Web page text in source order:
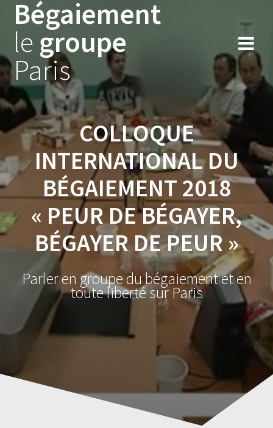
Skip
to
Bégaiement
le groupe
Paris
COLLOQUE
INTERNATIONAL DU
BÉGAIEMENT 2018
« PEUR DE BÉGAYER,
BÉGAYER DE PEUR »
Parler en groupe du bégaiement et en
toute liberté sur Paris